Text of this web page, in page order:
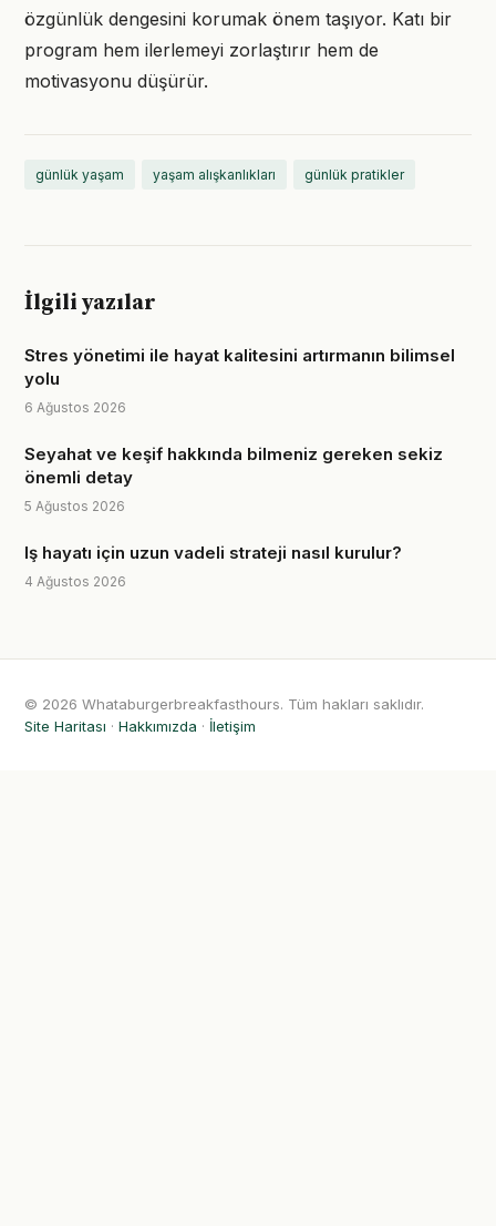
özgünlük dengesini korumak önem taşıyor. Katı bir
program hem ilerlemeyi zorlaştırır hem de
motivasyonu düşürür.
günlük yaşam yaşam alışkanlıkları günlük pratikler
İlgili yazılar
Stres yönetimi ile hayat kalitesini artırmanın bilimsel
yolu
6 Ağustos 2026
Seyahat ve keşif hakkında bilmeniz gereken sekiz
önemli detay
5 Ağustos 2026
Iş hayatı için uzun vadeli strateji nasıl kurulur?
4 Ağustos 2026
© 2026 Whataburgerbreakfasthours. Tüm hakları saklıdır.
Site Haritası · Hakkımızda · İletişim